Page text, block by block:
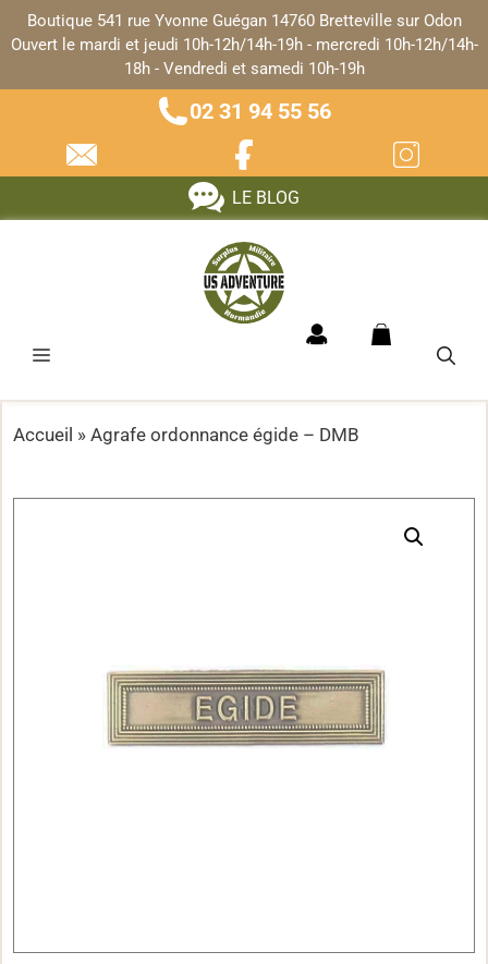
Boutique 541 rue Yvonne Guégan 14760 Bretteville sur Odon
Ouvert le mardi et jeudi 10h-12h/14h-19h - mercredi 10h-12h/14h-
18h - Vendredi et samedi 10h-19h
02 31 94 55 56
LE BLOG
Accueil » Agrafe ordonnance égide – DMB
Panneau de gestion des cookies